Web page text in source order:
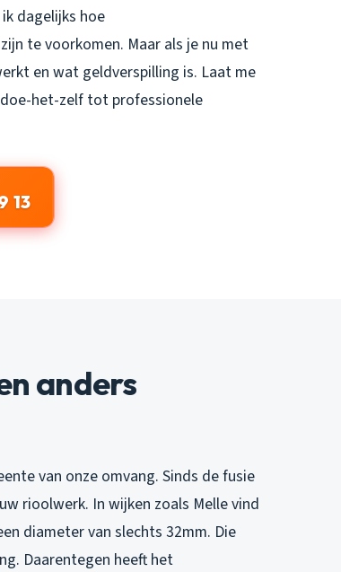
dagelijks hoe
te voorkomen. Maar als je nu met
en wat geldverspilling is. Laat me
het-zelf tot professionele
13
anders
van onze omvang. Sinds de fusie
rioolwerk. In wijken zoals Melle vind
diameter van slechts 32mm. Die
Daarentegen heeft het